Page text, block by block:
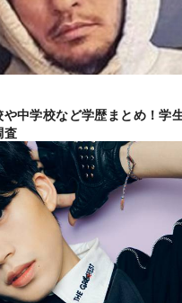
中学校など学歴まとめ！学
査